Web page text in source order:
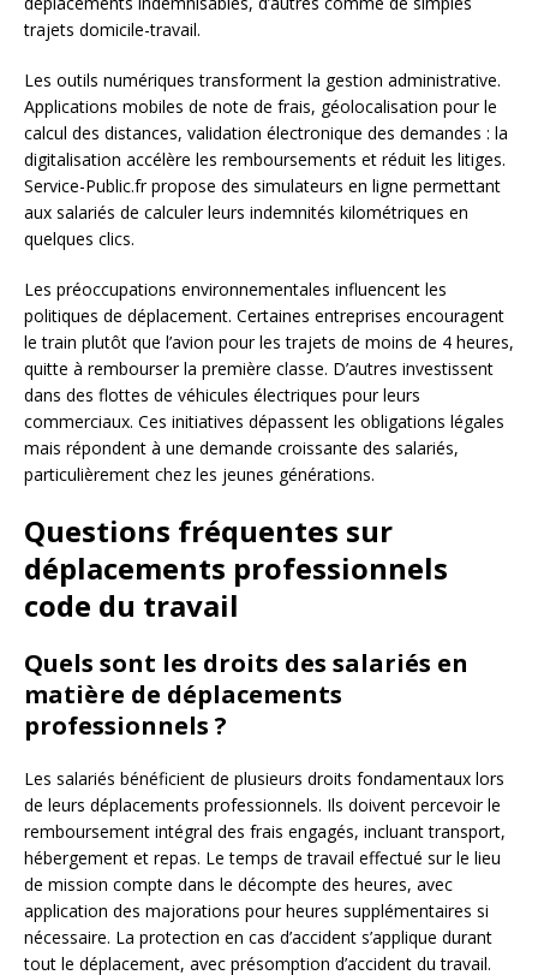
trajets domicile-travail.
Les outils numériques transforment la gestion administrative.
Applications mobiles de note de frais, géolocalisation pour le
calcul des distances, validation électronique des demandes : la
digitalisation accélère les remboursements et réduit les litiges.
Service-Public.fr propose des simulateurs en ligne permettant
aux salariés de calculer leurs indemnités kilométriques en
quelques clics.
Les préoccupations environnementales influencent les
politiques de déplacement. Certaines entreprises encouragent
le train plutôt que l’avion pour les trajets de moins de 4 heures,
quitte à rembourser la première classe. D’autres investissent
dans des flottes de véhicules électriques pour leurs
commerciaux. Ces initiatives dépassent les obligations légales
mais répondent à une demande croissante des salariés,
particulièrement chez les jeunes générations.
Questions fréquentes sur
déplacements professionnels
code du travail
Quels sont les droits des salariés en
matière de déplacements
professionnels ?
Les salariés bénéficient de plusieurs droits fondamentaux lors
de leurs déplacements professionnels. Ils doivent percevoir le
remboursement intégral des frais engagés, incluant transport,
hébergement et repas. Le temps de travail effectué sur le lieu
de mission compte dans le décompte des heures, avec
application des majorations pour heures supplémentaires si
nécessaire. La protection en cas d’accident s’applique durant
tout le déplacement, avec présomption d’accident du travail.